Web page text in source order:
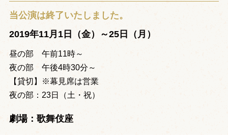
当公演は終了いたしました。
2019年11月1日（金）～25日（月）
昼の部 午前11時～
夜の部 午後4時30分～
【貸切】※幕見席は営業
夜の部：23日（土・祝）
劇場：歌舞伎座